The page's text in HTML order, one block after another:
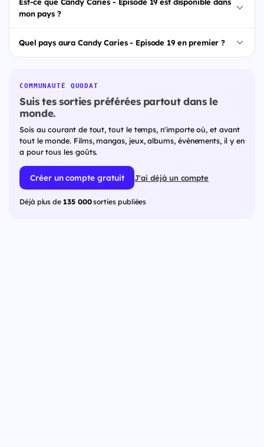
mon pays ?
Quel pays aura Candy Caries - Episode 19 en premier ?
COMMUNAUTÉ QUODAT
Suis tes sorties préférées partout dans le
monde.
Sois au courant de tout, tout le temps, n'importe où, et avant
tout le monde. Films, mangas, jeux, albums, événements, il y en
a pour tous les goûts.
Créer un compte gratuit J'ai déjà un compte
Déjà plus de 135 000sorties publiées